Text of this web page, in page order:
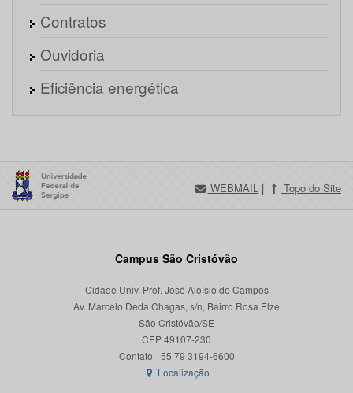
Contratos
Ouvidoria
Eficiência energética
WEBMAIL | Topo do Site
Campus São Cristóvão
Cidade Univ. Prof. José Aloísio de Campos
Av. Marcelo Deda Chagas, s/n, Bairro Rosa Elze
São Cristóvão/SE
CEP 49107-230
Localização